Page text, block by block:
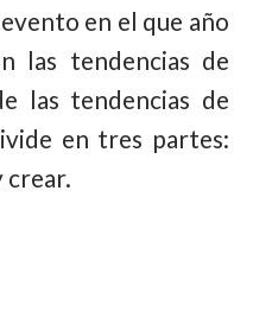
en el que año
las tendencias de
las tendencias de
en tres partes:
crear.